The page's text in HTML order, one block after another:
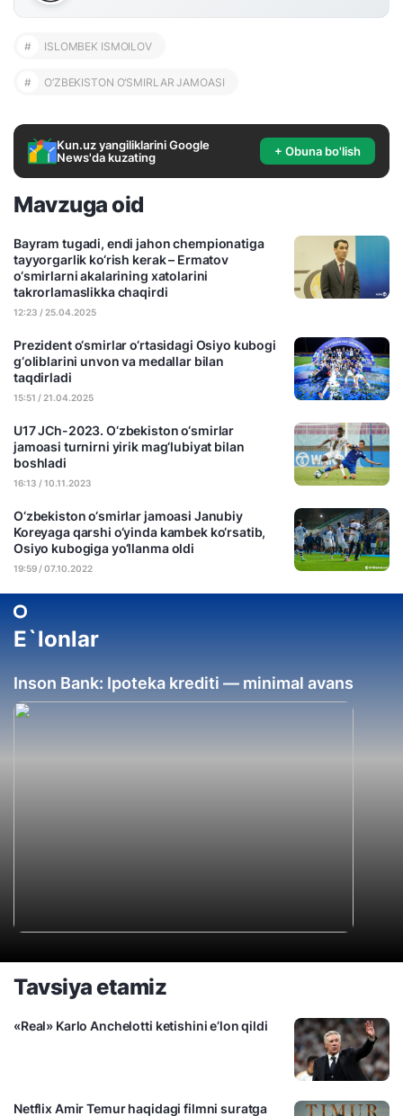
# ISLOMBEK ISMOILOV
# O‘ZBEKISTON O‘SMIRLAR JAMOASI
Kun.uz yangiliklarini Google
News'da kuzating
+ Obuna bo'lish
Mavzuga oid
Bayram tugadi, endi jahon chempionatiga
tayyorgarlik ko‘rish kerak – Ermatov
o‘smirlarni akalarining xatolarini
takrorlamaslikka chaqirdi
12:23 / 25.04.2025
Prezident o‘smirlar o‘rtasidagi Osiyo kubogi
g‘oliblarini unvon va medallar bilan
taqdirladi
15:51 / 21.04.2025
U17 JCh-2023. O‘zbekiston o‘smirlar
jamoasi turnirni yirik mag‘lubiyat bilan
boshladi
16:13 / 10.11.2023
O‘zbekiston o‘smirlar jamoasi Janubiy
Koreyaga qarshi o‘yinda kambek ko‘rsatib,
Osiyo kubogiga yo‘llanma oldi
19:59 / 07.10.2022
E`lonlar
Inson Bank: Ipoteka krediti — minimal avans
Tavsiya etamiz
«Real» Karlo Anchelotti ketishini e’lon qildi
Netflix Amir Temur haqidagi filmni suratga